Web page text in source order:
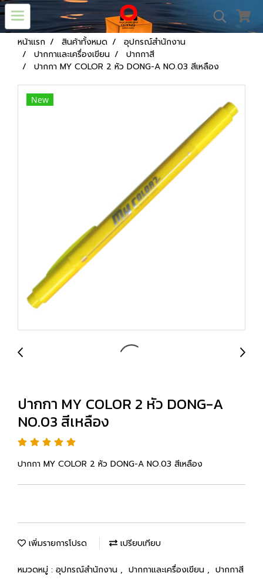
หน้าแรก สินค้าทั้งหมด
อุปกรณ์สำนักงาน
ปากกาและเครื่องเขียน
ปากกาสี
ปากกา MY COLOR 2 หัว DONG-A NO.03 สีเหลือง
New
ปากกา MY COLOR 2 หัว DONG-A
NO.03 สีเหลือง
ปากกา MY COLOR 2 หัว DONG-A NO.03 สีเหลือง
เพิ่มรายการโปรด เปรียบเทียบ
หมวดหมู่ : อุปกรณ์สำนักงาน , ปากกาและเครื่องเขียน , ปากกาสี